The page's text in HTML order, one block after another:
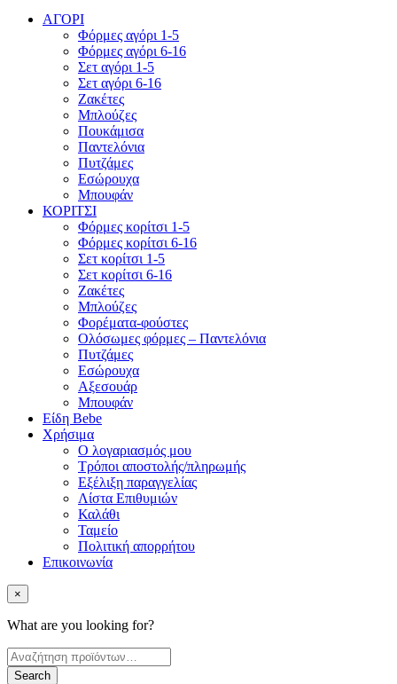
ΑΓΟΡΙ
Φόρμες αγόρι 1-5
Φόρμες αγόρι 6-16
Σετ αγόρι 1-5
Σετ αγόρι 6-16
Ζακέτες
Μπλούζες
Πουκάμισα
Παντελόνια
Πυτζάμες
Εσώρουχα
Μπουφάν
ΚΟΡΙΤΣΙ
Φόρμες κορίτσι 1-5
Φόρμες κορίτσι 6-16
Σετ κορίτσι 1-5
Σετ κορίτσι 6-16
Ζακέτες
Μπλούζες
Φορέματα-φούστες
Ολόσωμες φόρμες – Παντελόνια
Πυτζάμες
Εσώρουχα
Αξεσουάρ
Μπουφάν
Είδη Bebe
Χρήσιμα
Ο λογαριασμός μου
Τρόποι αποστολής/πληρωμής
Εξέλιξη παραγγελίας
Λίστα Επιθυμιών
Καλάθι
Ταμείο
Πολιτική απορρήτου
Επικοινωνία
×
What are you looking for?